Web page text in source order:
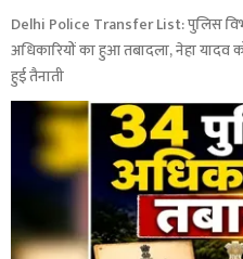
Delhi Police Transfer List: पुलिस
अधिकारियों का हुआ तबादला, नेहा यादव
हुई तैनाती